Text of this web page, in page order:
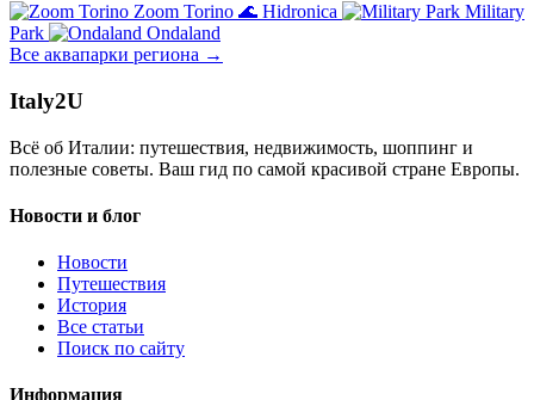
Zoom Torino 🌊 Hidronica
Military
Park
Ondaland
Все аквапарки региона →
Italy2U
Всё об Италии: путешествия, недвижимость, шоппинг и
полезные советы. Ваш гид по самой красивой стране Европы.
Новости и блог
Новости
Путешествия
История
Все статьи
Поиск по сайту
Информация